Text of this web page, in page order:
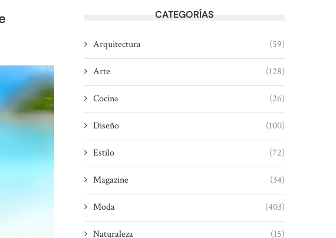
CATEGORÍAS
Arquitectura (59)
Arte (128)
Cocina (26)
Diseño (100)
Estilo (72)
Magazine (34)
Moda (403)
Naturaleza (15)